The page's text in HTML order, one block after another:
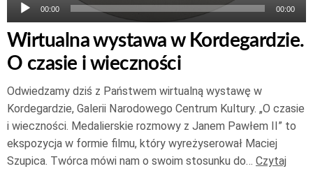
00:00 00:00
Wirtualna wystawa w Kordegardzie.
O czasie i wieczności
Odwiedzamy dziś z Państwem wirtualną wystawę w
Kordegardzie, Galerii Narodowego Centrum Kultury. „O czasie
i wieczności. Medalierskie rozmowy z Janem Pawłem II” to
ekspozycja w formie filmu, który wyreżyserował Maciej
Szupica. Twórca mówi nam o swoim stosunku do… Czytaj